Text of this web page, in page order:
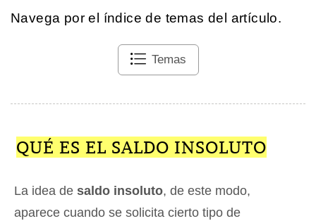
Navega por el índice de temas del artículo.
Temas
QUÉ ES EL SALDO INSOLUTO
La idea de saldo insoluto, de este modo,
aparece cuando se solicita cierto tipo de